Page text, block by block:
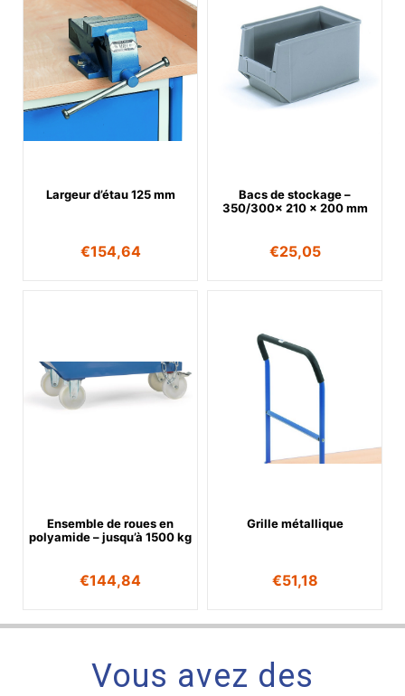
Largeur d’étau 125 mm
€154,64
Bacs de stockage –
350/300x 210 x 200 mm
€25,05
Ensemble de roues en
polyamide – jusqu’à 1500 kg
€144,84
Grille métallique
€51,18
Vous avez des